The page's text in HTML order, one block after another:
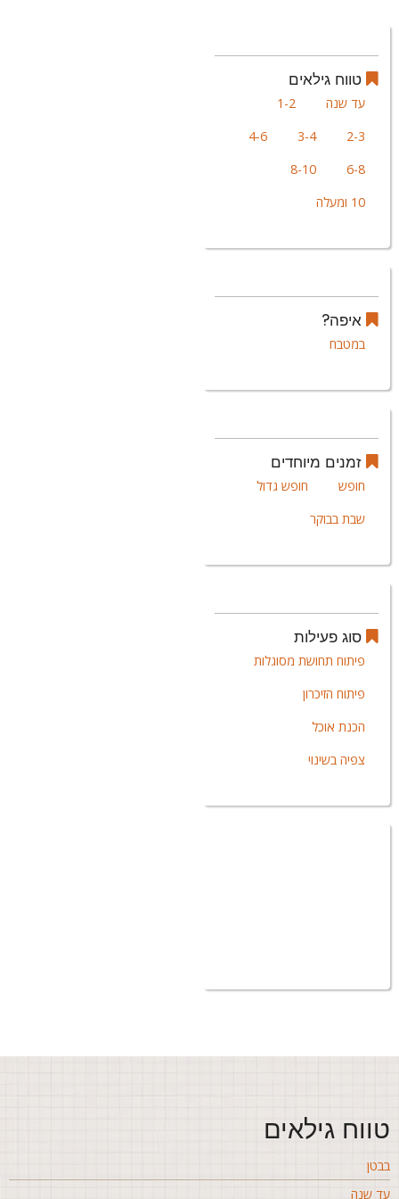
טווח גילאים
עד שנה
1-2
2-3
3-4
4-6
6-8
8-10
10 ומעלה
איפה?
במטבח
זמנים מיוחדים
חופש
חופש גדול
שבת בבוקר
סוג פעילות
פיתוח תחושת מסוגלות
פיתוח הזיכרון
הכנת אוכל
צפיה בשינוי
גילאים
שנה